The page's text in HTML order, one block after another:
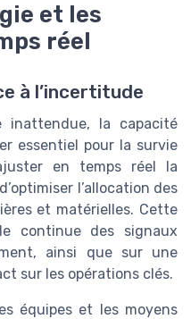
et les
réel
à l’incertitude
inattendue, la capacité
essentiel pour la survie
en temps réel la
l’allocation des
et matérielles. Cette
continue des signaux
ainsi que sur une
sur les opérations clés.
équipes et les moyens